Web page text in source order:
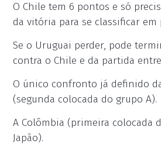
O Chile tem 6 pontos e só
da vitória para se classificar
Se o Uruguai perder, pode
contra o Chile e da partida
O único confronto já definido
(segunda colocada do grupo A).
A Colômbia (primeira colocada
Japão).